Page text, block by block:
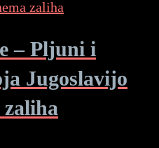
– Pljuni i
Jugoslavijo